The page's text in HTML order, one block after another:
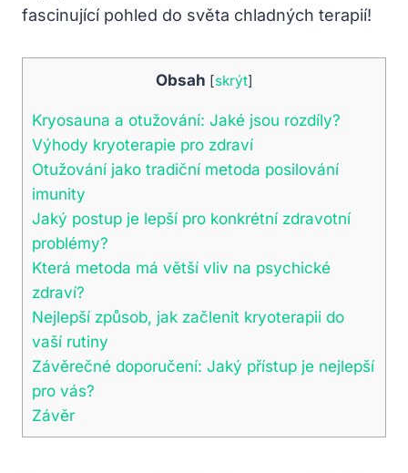
fascinující pohled do světa chladných terapií!
Obsah [skrýt]
Kryosauna a otužování: Jaké jsou rozdíly?
Výhody kryoterapie pro zdraví
Otužování jako ​tradiční ​metoda posilování
⁣imunity
Jaký postup je‌ lepší pro‌ konkrétní zdravotní
problémy?
Která metoda ⁢má větší vliv ‌na psychické
zdraví?
Nejlepší způsob, jak začlenit kryoterapii do
vaší ‍rutiny
Závěrečné doporučení:‌ Jaký přístup je ‍nejlepší
pro vás?
Závěr